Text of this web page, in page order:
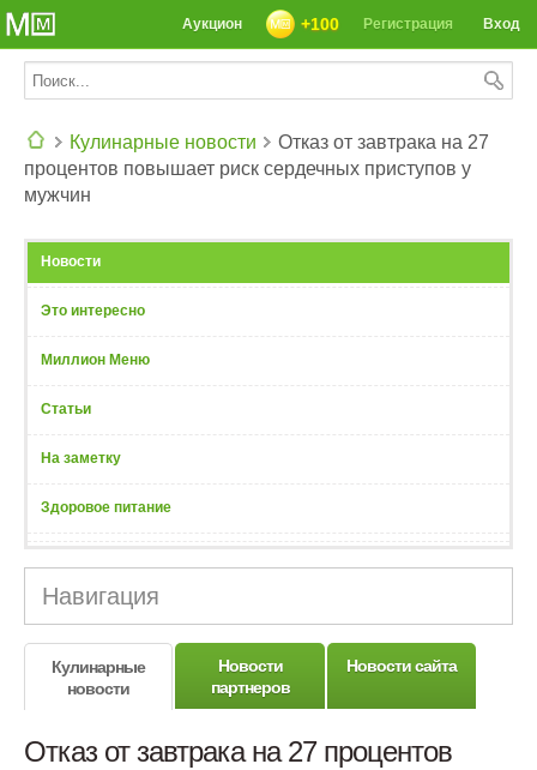
Вход
Регистрация
+100
Аукцион
Кулинарные новости
Отказ от завтрака на 27
процентов повышает риск сердечных приступов у
мужчин
Новости
Это интересно
Миллион Меню
Статьи
На заметку
Здоровое питание
Навигация
Кулинарные
новости
Новости
партнеров
Новости сайта
Отказ от завтрака на 27 процентов